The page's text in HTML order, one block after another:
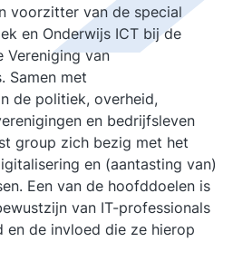
voorzitter van de special
en Onderwijs ICT bij de
Vereniging van
Samen met
de politiek, overheid,
en bedrijfsleven
group zich bezig met het
en (aantasting van)
Een van de hoofddoelen is
van IT-professionals
en de invloed die ze hierop